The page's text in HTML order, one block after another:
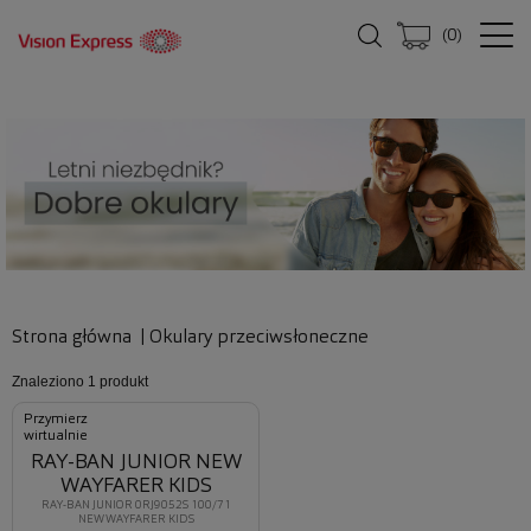
(0)
Strona główna Okulary przeciwsłoneczne
Znaleziono 1 produkt
Przymierz
wirtualnie
RAY-BAN JUNIOR 0RJ9052S 100/71
NEW WAYFARER KIDS
RAY-BAN JUNIOR NEW
WAYFARER KIDS